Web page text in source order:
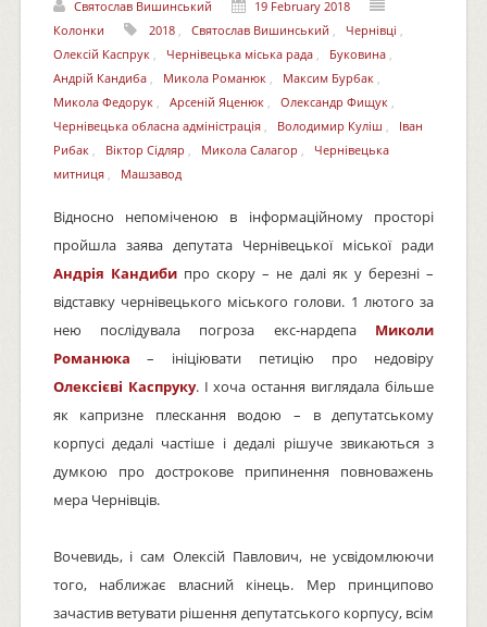
Святослав Вишинський
19 February 2018
Колонки
2018, Святослав Вишинський Чернівці
Олексій Каспрук
Чернівецька міська рада, Буковина,
Андрій Кандиба, Микола Романюк Максим Бурбак
Микола Федорук
Арсеній Яценюк Олександр Фищук
Чернівецька обласна адміністрація, Володимир Куліш
Іван
Рибак
Віктор Сідляр Микола Салагор
Чернівецька
митниця, Машзавод
Відносно непоміченою в інформаційному просторі
пройшла заява депутата Чернівецької міської ради
Андрія Кандибипро скору – не далі як у березні –
відставку чернівецького міського голови. 1 лютого за
нею послідувала погроза екс-нардепа Миколи
Романюка – ініціювати петицію про недовіру
Олексієві Каспруку. І хоча остання виглядала більше
як капризне плескання водою – в депутатському
корпусі дедалі частіше і дедалі рішуче звикаються з
думкою про дострокове припинення повноважень
мера Чернівців.
Вочевидь, і сам Олексій Павлович, не усвідомлюючи
того, наближає власний кінець. Мер принципово
зачастив ветувати рішення депутатського корпусу, всім